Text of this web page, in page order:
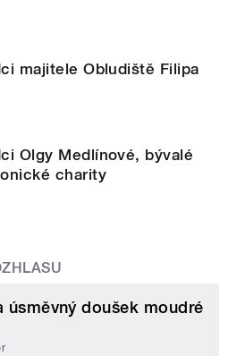
majitele Obludiště Filipa
Olgy Medlínové, bývalé
charity
úsměvný doušek moudré